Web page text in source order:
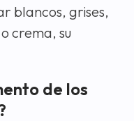
blancos, grises,
crema, su
de los